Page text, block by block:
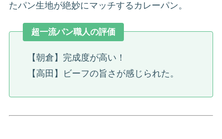
たパン生地が絶妙にマッチするカレーパン。
超一流パン職人の評価
【朝倉】完成度が高い！
【高田】ビーフの旨さが感じられた。